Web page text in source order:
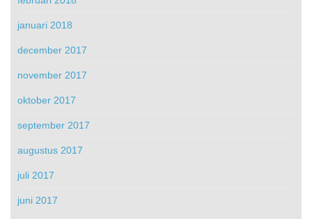
januari 2018
december 2017
november 2017
oktober 2017
september 2017
augustus 2017
juli 2017
juni 2017